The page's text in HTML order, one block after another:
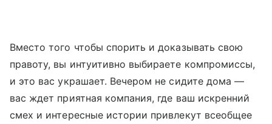
Вместо того чтобы спорить и доказывать свою
правоту, вы интуитивно выбираете компромиссы,
и это вас украшает. Вечером не сидите дома —
вас ждет приятная компания, где ваш искренний
смех и интересные истории привлекут всеобщее